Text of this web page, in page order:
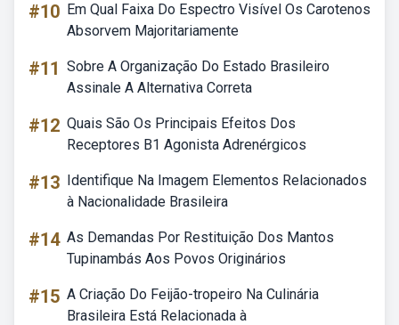
#10 Em Qual Faixa Do Espectro Visível Os Carotenos
Absorvem Majoritariamente
#11 Sobre A Organização Do Estado Brasileiro
Assinale A Alternativa Correta
#12 Quais São Os Principais Efeitos Dos
Receptores B1 Agonista Adrenérgicos
#13 Identifique Na Imagem Elementos Relacionados
à Nacionalidade Brasileira
#14 As Demandas Por Restituição Dos Mantos
Tupinambás Aos Povos Originários
#15 A Criação Do Feijão-tropeiro Na Culinária
Brasileira Está Relacionada à